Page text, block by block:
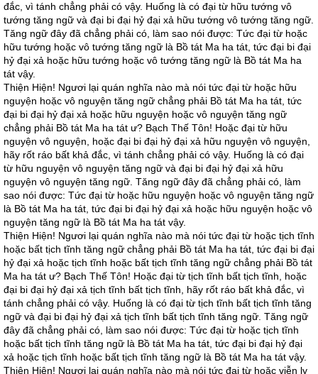
đắc, vì tánh chẳng phải có vậy. Huống là có đại từ hữu tướng vô
tướng tăng ngữ và đại bi đại hỷ đại xả hữu tướng vô tướng tăng ngữ.
Tăng ngữ đây đã chẳng phải có, làm sao nói được: Tức đại từ hoặc
hữu tướng hoặc vô tướng tăng ngữ là Bồ tát Ma ha tát, tức đại bi đại
hỷ đại xả hoặc hữu tướng hoặc vô tướng tăng ngữ là Bồ tát Ma ha
tát vậy.
Thiện Hiện! Ngươi lại quán nghĩa nào mà nói tức đại từ hoặc hữu
nguyện hoặc vô nguyện tăng ngữ chẳng phải Bồ tát Ma ha tát, tức
đại bi đại hỷ đại xả hoặc hữu nguyện hoặc vô nguyện tăng ngữ
chẳng phải Bồ tát Ma ha tát ư? Bạch Thế Tôn! Hoặc đại từ hữu
nguyện vô nguyện, hoặc đại bi đại hỷ đại xả hữu nguyện vô nguyện,
hãy rốt ráo bất khả đắc, vì tánh chẳng phải có vậy. Huống là có đại
từ hữu nguyện vô nguyện tăng ngữ và đại bi đại hỷ đại xả hữu
nguyện vô nguyện tăng ngữ. Tăng ngữ đây đã chẳng phải có, làm
sao nói được: Tức đại từ hoặc hữu nguyện hoặc vô nguyện tăng ngữ
là Bồ tát Ma ha tát, tức đại bi đại hỷ đại xả hoặc hữu nguyện hoặc vô
nguyện tăng ngữ là Bồ tát Ma ha tát vậy.
Thiện Hiện! Ngươi lại quán nghĩa nào mà nói tức đại từ hoặc tịch tĩnh
hoặc bất tịch tĩnh tăng ngữ chẳng phải Bồ tát Ma ha tát, tức đại bi đại
hỷ đại xả hoặc tịch tĩnh hoặc bất tịch tĩnh tăng ngữ chẳng phải Bồ tát
Ma ha tát ư? Bạch Thế Tôn! Hoặc đại từ tịch tĩnh bất tịch tĩnh, hoặc
đại bi đại hỷ đại xả tịch tĩnh bất tịch tĩnh, hãy rốt ráo bất khả đắc, vì
tánh chẳng phải có vậy. Huống là có đại từ tịch tĩnh bất tịch tĩnh tăng
ngữ và đại bi đại hỷ đại xả tịch tĩnh bất tịch tĩnh tăng ngữ. Tăng ngữ
đây đã chẳng phải có, làm sao nói được: Tức đại từ hoặc tịch tĩnh
hoặc bất tịch tĩnh tăng ngữ là Bồ tát Ma ha tát, tức đại bi đại hỷ đại
xả hoặc tịch tĩnh hoặc bất tịch tĩnh tăng ngữ là Bồ tát Ma ha tát vậy.
Thiện Hiện! Ngươi lại quán nghĩa nào mà nói tức đại từ hoặc viễn ly